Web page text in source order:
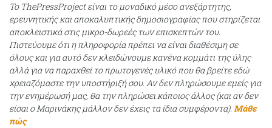
Το ThePressProject είναι το μοναδικό μέσο ανεξάρτητης,
ερευνητικής και αποκαλυπτικής δημοσιογραφίας που στηρίζεται
αποκλειστικά στις μικρο-δωρεές των επισκεπτών του.
Πιστεύουμε ότι η πληροφορία πρέπει να είναι διαθέσιμη σε
όλους και για αυτό δεν κλειδώνουμε κανένα κομμάτι της ύλης
αλλά για να παραχθεί το πρωτογενές υλικό που θα βρείτε εδώ
χρειαζόμαστε την υποστήριξή σου. Αν δεν πληρώσουμε εμείς για
την ενημέρωσή μας, θα την πληρώσει κάποιος άλλος (και αν δεν
είσαι ο Μαρινάκης μάλλον δεν έχεις τα ίδια συμφέροντα). Μάθε
πώς